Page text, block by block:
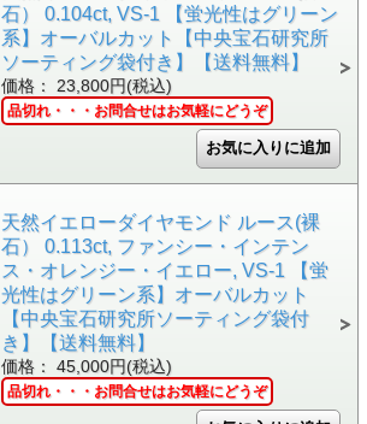
石） 0.104ct, VS-1 【蛍光性はグリーン
系】オーバルカット【中央宝石研究所
ソーティング袋付き】【送料無料】
価格： 23,800円(税込)
品切れ・・・お問合せはお気軽にどうぞ
天然イエローダイヤモンド ルース(裸
石） 0.113ct, ファンシー・インテン
ス・オレンジー・イエロー, VS-1 【蛍
光性はグリーン系】オーバルカット
【中央宝石研究所ソーティング袋付
き】【送料無料】
価格： 45,000円(税込)
品切れ・・・お問合せはお気軽にどうぞ